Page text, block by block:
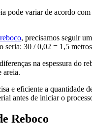
pode variar de acordo
reboco, precisamos seguir
seria: 30 / 0,02 = 1,5
na espessura do
areia.
e eficiente a quantidade
antes de iniciar o
Reboco